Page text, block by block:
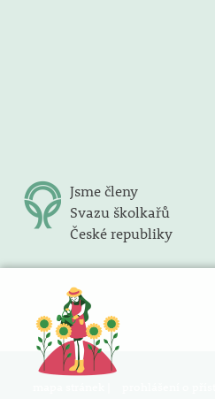
Jsme členy
Svazu školkařů
České republiky